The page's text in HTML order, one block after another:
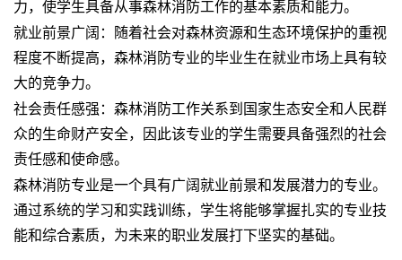
力，使学生具备从事森林消防工作的基本素质和能力。
就业前景广阔 ：随着社会对森林资源和生态环境保护的重视
程度不断提高，森林消防专业的毕业生在就业市场上具有较
大的竞争力。
社会责任感强 ：森林消防工作关系到国家生态安全和人民群
众的生命财产安全，因此该专业的学生需要具备强烈的社会
责任感和使命感。
森林消防专业是一个具有广阔就业前景和发展潜力的专业。
通过系统的学习和实践训练，学生将能够掌握扎实的专业技
能和综合素质，为未来的职业发展打下坚实的基础。